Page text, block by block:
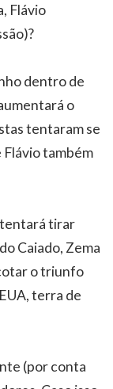
Flávio
dentro de
o
tentaram se
Flávio também
tentará tirar
Caiado, Zema
o triunfo
terra de
(por conta